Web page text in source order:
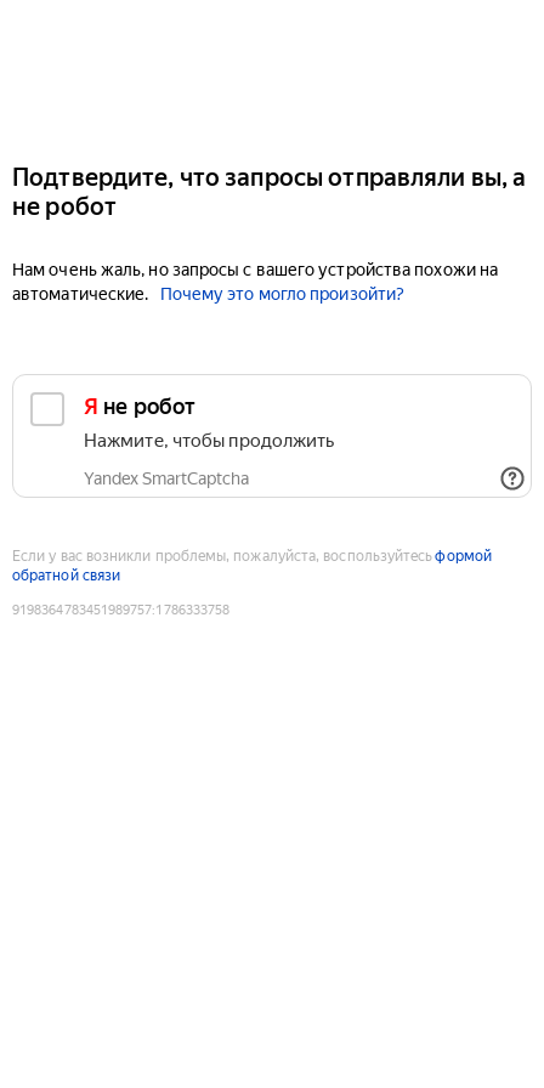
Подтвердите, что запросы отправляли вы, а
не робот
Нам очень жаль, но запросы с вашего устройства похожи на
автоматические.
Почему это могло произойти?
Я не робот
Нажмите, чтобы продолжить
Yandex SmartCaptcha
Если у вас возникли проблемы, пожалуйста, воспользуйтесьформой
обратной связи
9198364783451989757:1786333758